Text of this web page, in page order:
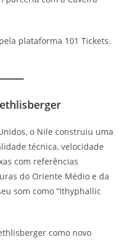
plataforma 101 Tickets.
o Nile construiu uma
técnica, velocidade
com referências
do Oriente Médio e da
som como “Ithyphallic
como novo